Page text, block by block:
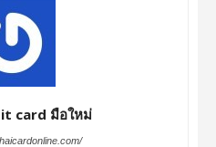
card มือใหม่